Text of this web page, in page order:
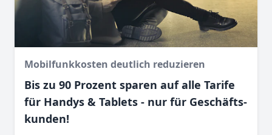
Mobilfunkkosten deutlich reduzieren
Bis zu 90 Prozent sparen auf alle Tarife
für Handys & Tablets - nur für Geschäfts­
kunden!